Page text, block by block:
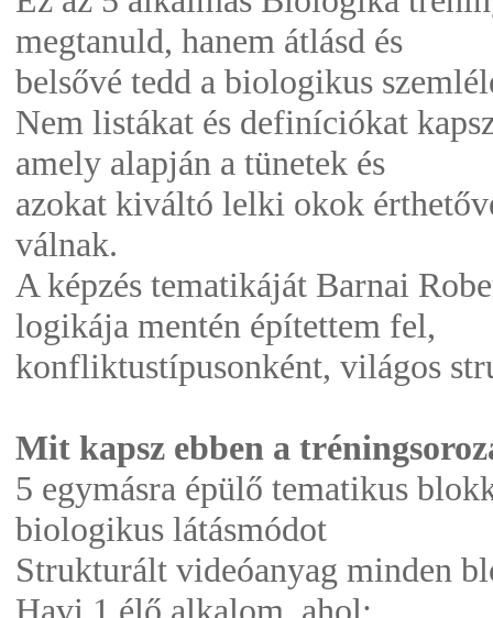
megtanuld, hanem átlásd és
belsővé tedd a biologikus
Nem listákat és definíciókat
amely alapján a tünetek és
azokat kiváltó lelki okok
válnak.
A képzés tematikáját Barnai
logikája mentén építettem fel,
konfliktustípusonként, világos
Mit kapsz ebben a
5 egymásra épülő tematikus
biologikus látásmódot
Strukturált videóanyag minden